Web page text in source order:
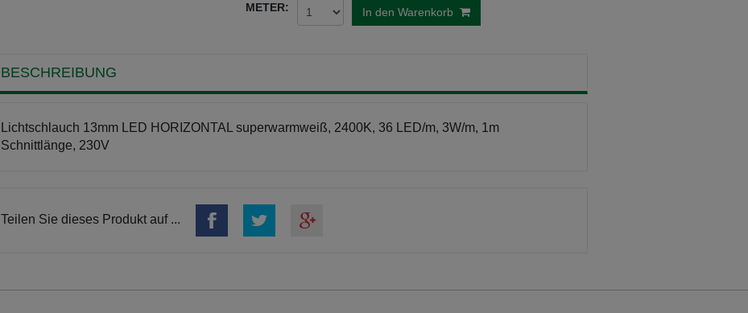
METER: In den Warenkorb
BESCHREIBUNG
Lichtschlauch 13mm LED HORIZONTAL superwarmweiß, 2400K, 36 LED/m, 3W/m, 1m
Schnittlänge, 230V
Teilen Sie dieses Produkt auf ...